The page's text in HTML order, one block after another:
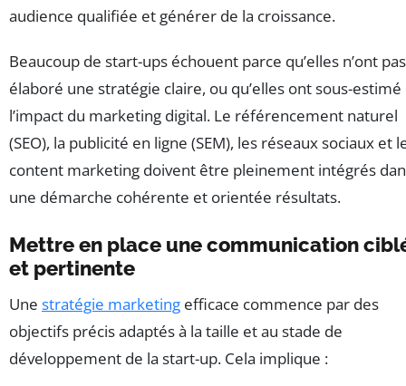
audience qualifiée et générer de la croissance.
Beaucoup de start-ups échouent parce qu’elles n’ont pas
élaboré une stratégie claire, ou qu’elles ont sous-estimé
l’impact du marketing digital. Le référencement naturel
(SEO), la publicité en ligne (SEM), les réseaux sociaux et
content marketing doivent être pleinement intégrés
une démarche cohérente et orientée résultats.
Mettre en place une communication
et pertinente
Une stratégie marketing efficace commence par des
objectifs précis adaptés à la taille et au stade de
développement de la start-up. Cela implique :